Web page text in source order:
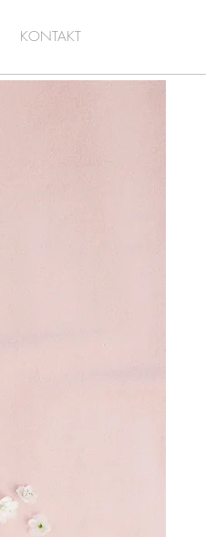
KONTAKT